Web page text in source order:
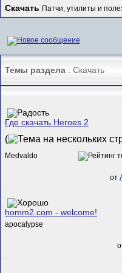
Скачать Патчи, утилиты и
Темы раздела : Скачать
Где скачать Heroes 2
(
Medvaldo
от
homm2.com - welcome!
apocalypse